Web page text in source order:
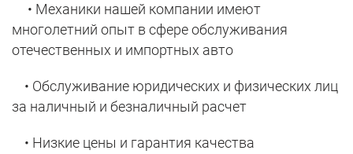
• Механики нашей компании имеют
многолетний опыт в сфере обслуживания
отечественных и импортных авто
• Обслуживание юридических и физических лиц
за наличный и безналичный расчет
• Низкие цены и гарантия качества